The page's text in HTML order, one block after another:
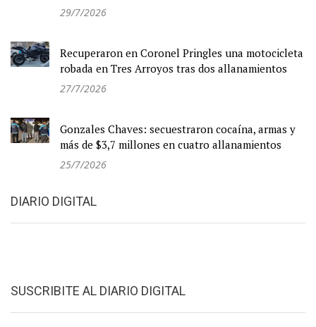
29/7/2026
Recuperaron en Coronel Pringles una motocicleta
robada en Tres Arroyos tras dos allanamientos
27/7/2026
Gonzales Chaves: secuestraron cocaína, armas y
más de $3,7 millones en cuatro allanamientos
25/7/2026
DIARIO DIGITAL
SUSCRIBITE AL DIARIO DIGITAL